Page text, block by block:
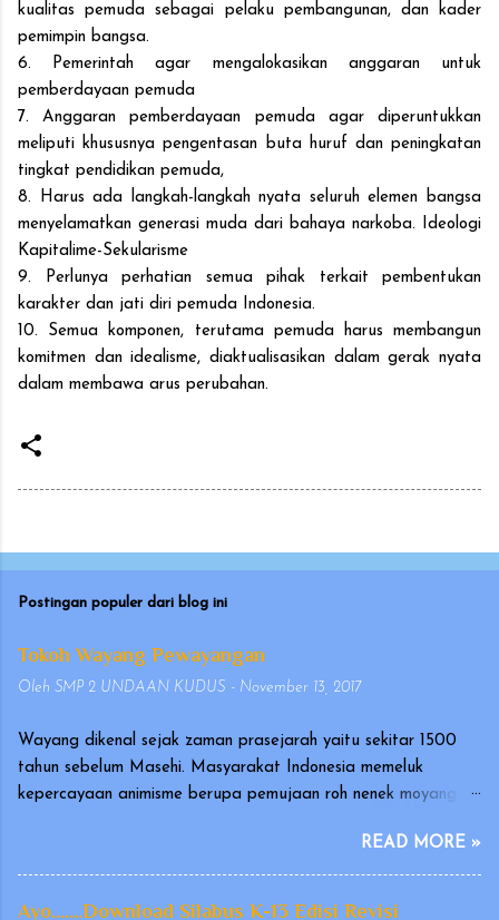
kualitas pemuda sebagai pelaku pembangunan, dan kader
pemimpin bangsa.
6. Pemerintah agar mengalokasikan anggaran untuk
pemberdayaan pemuda
7. Anggaran pemberdayaan pemuda agar diperuntukkan
meliputi khususnya pengentasan buta huruf dan peningkatan
tingkat pendidikan pemuda,
8. Harus ada langkah-langkah nyata seluruh elemen bangsa
menyelamatkan generasi muda dari bahaya narkoba. Ideologi
Kapitalime-Sekularisme
9. Perlunya perhatian semua pihak terkait pembentukan
karakter dan jati diri pemuda Indonesia.
10. Semua komponen, terutama pemuda harus membangun
komitmen dan idealisme, diaktualisasikan dalam gerak nyata
dalam membawa arus perubahan.
Postingan populer dari blog ini
Tokoh Wayang Pewayangan
Oleh SMP 2 UNDAAN KUDUS - November 13, 2017
Wayang dikenal sejak zaman prasejarah yaitu sekitar 1500
tahun sebelum Masehi. Masyarakat Indonesia memeluk
kepercayaan animisme berupa pemujaan roh nenek moyang
bentuk arca atau gambar. Wayang merupakan seni tradisional
Indonesia yang terutama berkembang di Pulau Jawa dan Bali.
Pertunjukan wayang telah diakui oleh UNESCO pada
READ MORE »
Ayo.......Download Silabus K-13 Edisi Revisi